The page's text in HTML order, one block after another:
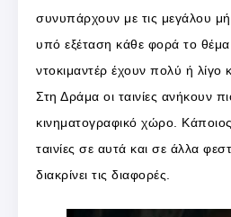
συνυπάρχουν με τις μεγάλου
υπό εξέταση κάθε φορά το
ντοκιμαντέρ έχουν πολύ ή λίγο
Στη Δράμα οι ταινίες ανήκουν
κινηματογραφικό χώρο. Κάποιος
ταινίες σε αυτά και σε άλλα
διακρίνει τις διαφορές.